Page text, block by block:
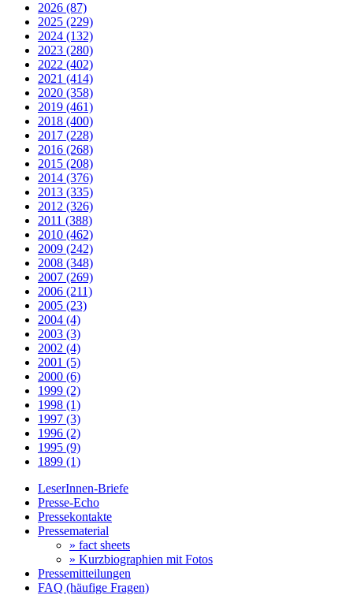
2026 (87)
2025 (229)
2024 (132)
2023 (280)
2022 (402)
2021 (414)
2020 (358)
2019 (461)
2018 (400)
2017 (228)
2016 (268)
2015 (208)
2014 (376)
2013 (335)
2012 (326)
2011 (388)
2010 (462)
2009 (242)
2008 (348)
2007 (269)
2006 (211)
2005 (23)
2004 (4)
2003 (3)
2002 (4)
2001 (5)
2000 (6)
1999 (2)
1998 (1)
1997 (3)
1996 (2)
1995 (9)
1899 (1)
LeserInnen-Briefe
Presse-Echo
Pressekontakte
Pressematerial
» fact sheets
» Kurzbiographien mit Fotos
Pressemitteilungen
FAQ (häufige Fragen)